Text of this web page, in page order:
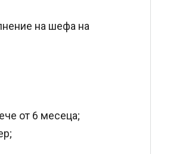
на шефа на
от 6 месеца;